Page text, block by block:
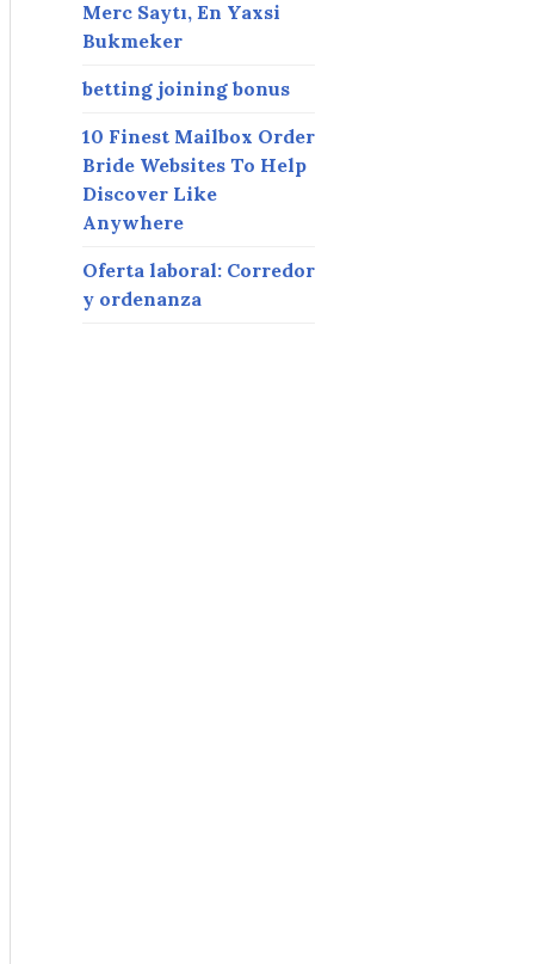
Merc Saytı, En Yaxsi
Bukmeker
betting joining bonus
10 Finest Mailbox Order
Bride Websites To Help
Discover Like
Anywhere
Oferta laboral: Corredor
y ordenanza